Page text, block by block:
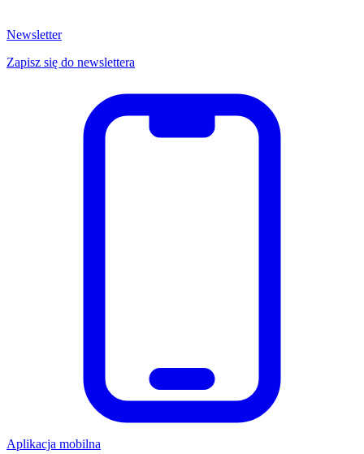
Newsletter
Zapisz się do newslettera
Aplikacja mobilna